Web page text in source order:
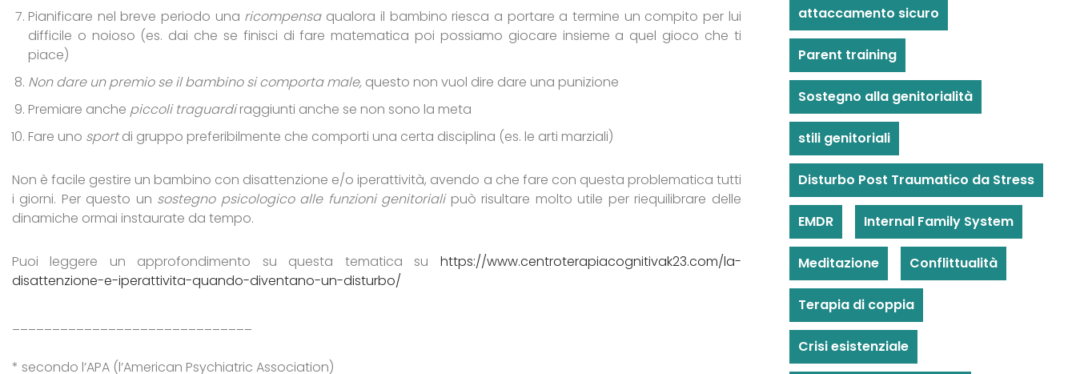
Pianificare nel breve periodo una ricompensaqualora il bambino riesca a portare a termine un compito per lui
difficile o noioso (es. dai che se finisci di fare matematica poi possiamo giocare insieme a quel gioco che ti
piace)
Non dare un premio se il bambino si comporta male, questo non vuol dire dare una punizione
Premiare anche piccoli traguardiraggiunti anche se non sono la meta
Fare uno sportdi gruppo preferibilmente che comporti una certa disciplina (es. le arti marziali)
Non è facile gestire un bambino con disattenzione e/o iperattività, avendo a che fare con questa problematica tutti
i giorni. Per questo un sostegno psicologico alle funzioni genitorialipuò risultare molto utile per riequilibrare delle
dinamiche ormai instaurate da tempo.
Puoi leggere un approfondimento su questa tematica su https://www.centroterapiacognitivak23.com/la-
disattenzione-e-iperattivita-quando-diventano-un-disturbo/
* secondo l’APA (l’American Psychiatric Association)
attaccamento sicuro
Parent training
Sostegno alla genitorialità
stili genitoriali
Disturbo Post Traumatico da Stress
EMDR Internal Family System
Meditazione Conflittualità
Terapia di coppia
Crisi esistenziale